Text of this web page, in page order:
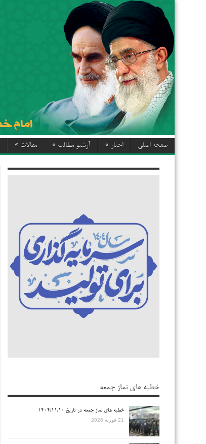
صفحه اصلی اخبار » آرشیو مطالب » مقالات »
خطبه های نماز جمعه
خطبه های نماز جمعه در تاریخ ۱۴۰۴/۱۱/۱۰
21 فوریه 2026